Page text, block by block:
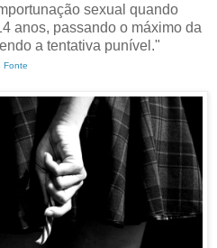
sexual quando
anos, passando o máximo da
a tentativa punível."
Fonte